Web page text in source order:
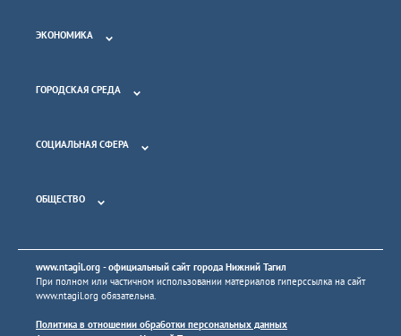
ЭКОНОМИКА
ГОРОДСКАЯ СРЕДА
СОЦИАЛЬНАЯ СФЕРА
ОБЩЕСТВО
www.ntagil.org - официальный сайт города Нижний Тагил
При полном или частичном использовании материалов гиперссылка на сайт
www.ntagil.org обязательна.
Политика в отношении обработки персональных данных